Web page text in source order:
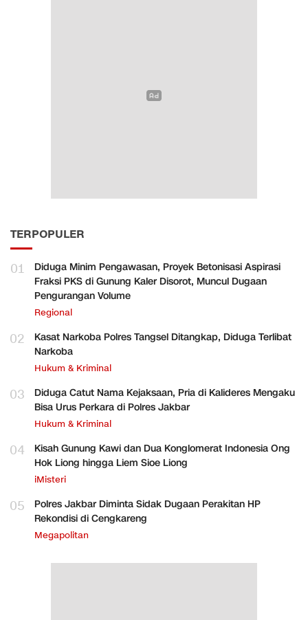
TERPOPULER
01
Diduga Minim Pengawasan, Proyek Betonisasi Aspirasi
Fraksi PKS di Gunung Kaler Disorot, Muncul Dugaan
Pengurangan Volume
Regional
02
Kasat Narkoba Polres Tangsel Ditangkap, Diduga Terlibat
Narkoba
Hukum & Kriminal
03
Diduga Catut Nama Kejaksaan, Pria di Kalideres Mengaku
Bisa Urus Perkara di Polres Jakbar
Hukum & Kriminal
04
Kisah Gunung Kawi dan Dua Konglomerat Indonesia Ong
Hok Liong hingga Liem Sioe Liong
iMisteri
05
Polres Jakbar Diminta Sidak Dugaan Perakitan HP
Rekondisi di Cengkareng
Megapolitan